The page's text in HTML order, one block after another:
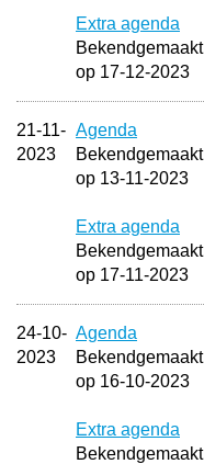
Extra agenda
Bekendgemaakt
op 17-12-2023
21-11-
2023
Agenda
Bekendgemaakt
op 13-11-2023
Extra agenda
Bekendgemaakt
op 17-11-2023
24-10-
2023
Agenda
Bekendgemaakt
op 16-10-2023
Extra agenda
Bekendgemaakt